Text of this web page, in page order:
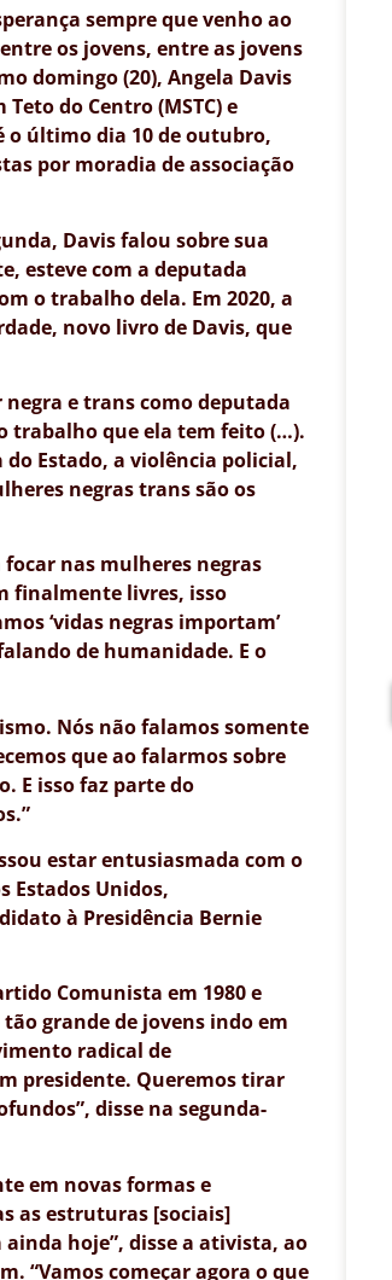
sempre que venho ao
os jovens, entre as jovens
domingo (20), Angela Davis
do Centro (MSTC) e
o último dia 10 de outubro,
por moradia de associação
Davis falou sobre sua
esteve com a deputada
o trabalho dela. Em 2020, a
novo livro de Davis, que
e trans como deputada
trabalho que ela tem feito (…).
Estado, a violência policial,
negras trans são os
nas mulheres negras
finalmente livres, isso
‘vidas negras importam’
de humanidade. E o
Nós não falamos somente
que ao falarmos sobre
E isso faz parte do
estar entusiasmada com o
Estados Unidos,
à Presidência Bernie
Comunista em 1980 e
grande de jovens indo em
radical de
presidente. Queremos tirar
disse na segunda-
em novas formas e
as estruturas [sociais]
hoje”, disse a ativista, ao
“Vamos começar agora o que